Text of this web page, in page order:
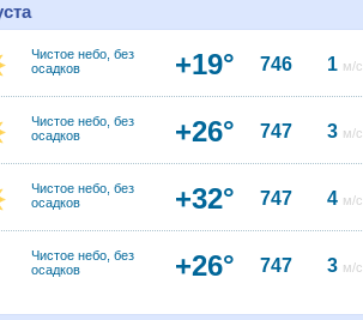
Чистое небо, без
осадков
+19° 746 1 м/с
Чистое небо, без
осадков
+26° 747 3 м/с
Чистое небо, без
осадков
+32° 747 4 м/с
Чистое небо, без
осадков
+26° 747 3 м/с